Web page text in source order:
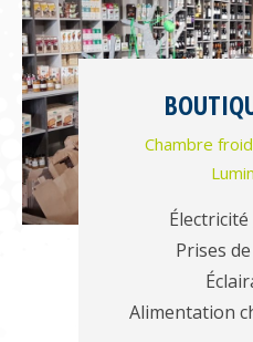
Chambre
Prises
Alimentation